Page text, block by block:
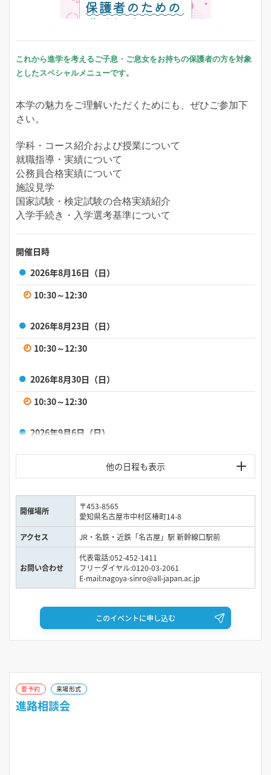
13:00～15:30
これから進学を考えるご子息・ご息女をお持ちの保護者の方を対象
としたスペシャルメニューです。
本学の魅力をご理解いただくためにも、ぜひご参加下
さい。
学科・コース紹介および授業について
就職指導・実績について
公務員合格実績について
施設見学
国家試験・検定試験の合格実績紹介
入学手続き・入学選考基準について
開催日時
2026年8月16日（日）
10:30～12:30
2026年8月23日（日）
10:30～12:30
2026年8月30日（日）
10:30～12:30
2026年9月6日（日）
10:30～12:30
10:30～12:30
2026年9月23日（水）
10:30～12:30
2026年9月27日（日）
10:30～12:30
開催場所
〒453-8565
愛知県名古屋市中村区椿町14-8
アクセス
JR・名鉄・近鉄「名古屋」駅 新幹線口駅前
お問い合わせ
代表電話:052-452-1411
フリーダイヤル:0120-03-2061
E-mail:nagoya-sinro@all-japan.ac.jp
このイベントに申し込む
要予約 来場形式
進路相談会